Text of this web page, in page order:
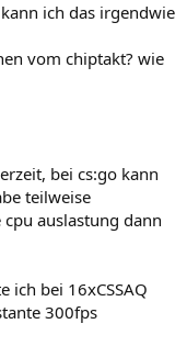
ich das irgendwie
vom chiptakt? wie
bei cs:go kann
teilweise
auslastung dann
ich bei 16xCSSAQ
300fps